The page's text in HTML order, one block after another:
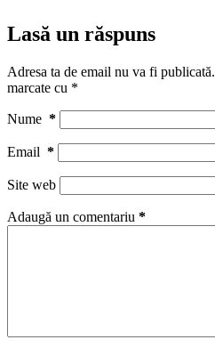
Lasă un răspuns
Adresa ta de email nu va fi publicată.
marcate cu *
Nume *
Email *
Site web
Adaugă un comentariu *